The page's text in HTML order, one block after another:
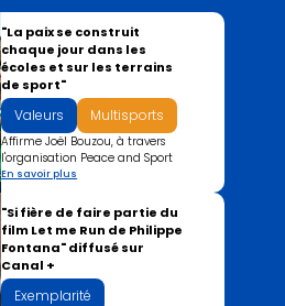
"La paix se construit
chaque jour dans les
écoles et sur les terrains
de sport"
Valeurs Multisports
Affirme Joël Bouzou, à travers
l'organisation Peace and Sport
En savoir plus
"Si fière de faire partie du
film Let me Run de Philippe
Fontana" diffusé sur
Canal +
Exemplarité